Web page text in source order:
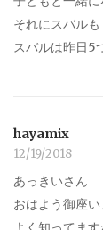
それにスバルも
スバルは昨日
hayamix
12/19/2018
あっきいさん
おはよう御座い